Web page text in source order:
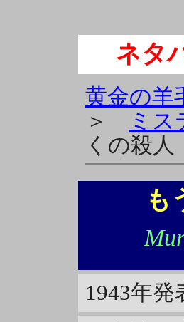
ネタ
黄金の羊
＞
ミス
くの殺人
も
1943年